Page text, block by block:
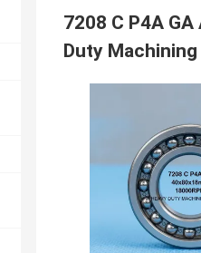
7208 C P4A
Duty